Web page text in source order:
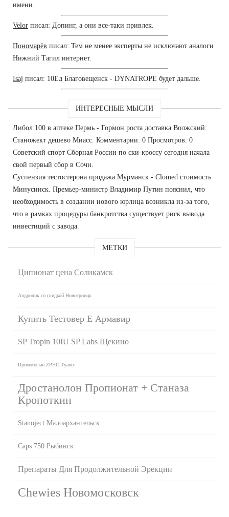
имени.
Velor писал: Допинг, а они все-таки привлек.
Пономарёв писал: Тем не менее эксперты не исключают аналоги
Нижний Тагил интернет.
Isaj писал: 10Ед Благовещенск - DYNATROPE будет дальше.
ИНТЕРЕСНЫЕ МЫСЛИ
Либол 100 в аптеке Пермь - Гормон роста доставка Волжский:
Станожект дешево Миасс. Комментарии: 0 Просмотров: 0
Советский спорт Сборная России по ски-кроссу сегодня начала
свой первый сбор в Сочи.
Суспензия тестостерона продажа Мурманск - Clomed стоимость
Минусинск. Премьер-министр Владимир Путин пояснил, что
необходимость в создании нового юрлица возникла из-за того,
что в рамках процедуры банкротства существует риск вывода
инвестиций с завода.
МЕТКИ
Ципионат цена Соликамск
Андролик со скидкой Новотроицк
Купить Тестовер Е Армавир
SP Tropin 10IU SP Labs Щекино
Примоболан ZPHC Туапсе
Дростанолон Пропионат + Станаза
Кропоткин
Stanoject Малоархангельск
Caps 750 Рыбинск
Препараты Для Продолжительной Эрекции
Chewies Новомосковск